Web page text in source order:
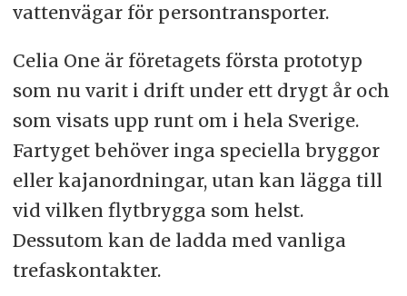
vattenvägar för persontransporter.
Celia One är företagets första prototyp
som nu varit i drift under ett drygt år och
som visats upp runt om i hela Sverige.
Fartyget behöver inga speciella bryggor
eller kajanordningar, utan kan lägga till
vid vilken flytbrygga som helst.
Dessutom kan de ladda med vanliga
trefaskontakter.